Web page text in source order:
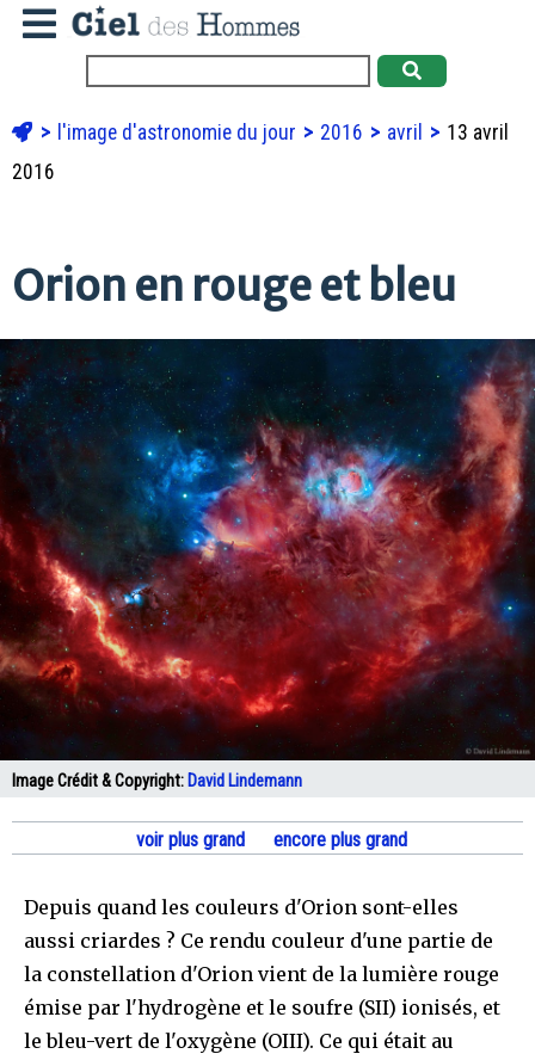
l'image d'astronomie du jour 2016 avril
13 avril
2016
Orion en rouge et bleu
Image Crédit & Copyright: David Lindemann
voir plus grand encore plus grand
Depuis quand les couleurs d'Orion sont-elles
aussi criardes ? Ce rendu couleur d'une partie de
la constellation d'Orion vient de la lumière rouge
émise par l'hydrogène et le soufre (SII) ionisés, et
le bleu-vert de l'oxygène (OIII). Ce qui était au